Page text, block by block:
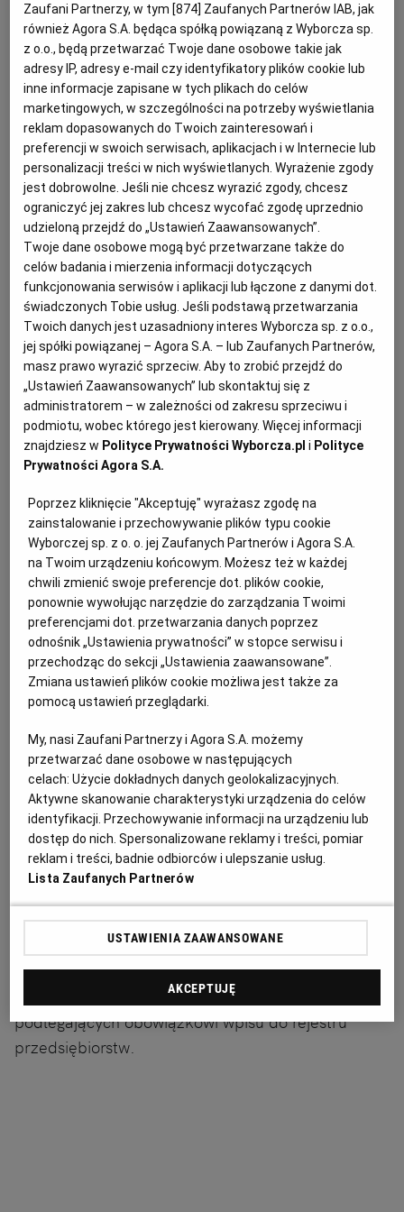
podejmowane działania.
Ogłoszenia z kategorii Przetargi
Spółdzielnia Mieszkaniowa WOLA Administracja
Osiedla Bemowo IV ogłasza przetarg na wymianę
Ogłoszenie premium 15 dni do końca
24.08.2026
WARSZAWA, Mazowieckie
Przetargi, Przetargi na dostawę
Przetargi(14277)
Definicja prokury
Zgodnie z zawartą w Kodeksie cywilnym definicją,
prokura jest pełnomocnictwem udzielonym przez
przedsiębiorcę podlegającego obowiązkowi wpisu
do rejestru przedsiębiorców, które obejmuje
umocowanie do czynności sądowych i
pozasądowych, jakie są związane z prowadzeniem
przedsiębiorstwa.
Wobec powyższego z prokurą możemy mieć do
czynienia w przypadku przedsiębiorstw
podlegających obowiązkowi wpisu do rejestru
przedsiębiorstw.
Zaufani Partnerzy, w tym [874] Zaufanych Partnerów IAB, jak
również Agora S.A. będąca spółką powiązaną z Wyborcza sp.
z o.o., będą przetwarzać Twoje dane osobowe takie jak
adresy IP, adresy e-mail czy identyfikatory plików cookie lub
inne informacje zapisane w tych plikach do celów
marketingowych, w szczególności na potrzeby wyświetlania
reklam dopasowanych do Twoich zainteresowań i
preferencji w swoich serwisach, aplikacjach i w Internecie lub
personalizacji treści w nich wyświetlanych. Wyrażenie zgody
jest dobrowolne. Jeśli nie chcesz wyrazić zgody, chcesz
ograniczyć jej zakres lub chcesz wycofać zgodę uprzednio
udzieloną przejdź do „Ustawień Zaawansowanych”.
Twoje dane osobowe mogą być przetwarzane także do
celów badania i mierzenia informacji dotyczących
funkcjonowania serwisów i aplikacji lub łączone z danymi dot.
świadczonych Tobie usług. Jeśli podstawą przetwarzania
Twoich danych jest uzasadniony interes Wyborcza sp. z o.o.,
jej spółki powiązanej – Agora S.A. – lub Zaufanych Partnerów,
masz prawo wyrazić sprzeciw. Aby to zrobić przejdź do
„Ustawień Zaawansowanych” lub skontaktuj się z
administratorem – w zależności od zakresu sprzeciwu i
podmiotu, wobec którego jest kierowany. Więcej informacji
znajdziesz w Polityce Prywatności Wyborcza.pl i Polityce
Prywatności Agora S.A.
Poprzez kliknięcie "Akceptuję" wyrażasz zgodę na
zainstalowanie i przechowywanie plików typu cookie
Wyborczej sp. z o. o. jej Zaufanych Partnerów i Agora S.A.
na Twoim urządzeniu końcowym. Możesz też w każdej
chwili zmienić swoje preferencje dot. plików cookie,
ponownie wywołując narzędzie do zarządzania Twoimi
preferencjami dot. przetwarzania danych poprzez
odnośnik „Ustawienia prywatności” w stopce serwisu i
przechodząc do sekcji „Ustawienia zaawansowane”.
Zmiana ustawień plików cookie możliwa jest także za
pomocą ustawień przeglądarki.
My, nasi Zaufani Partnerzy i Agora S.A. możemy
przetwarzać dane osobowe w następujących
celach:Użycie dokładnych danych geolokalizacyjnych.
Aktywne skanowanie charakterystyki urządzenia do celów
identyfikacji. Przechowywanie informacji na urządzeniu lub
dostęp do nich. Spersonalizowane reklamy i treści, pomiar
reklam i treści, badnie odbiorców i ulepszanie usług.
Lista Zaufanych Partnerów
USTAWIENIA ZAAWANSOWANE
AKCEPTUJĘ